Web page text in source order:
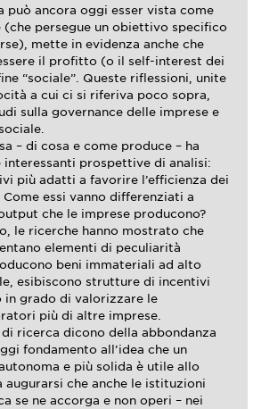
può ancora oggi esser vista come
persegue un obiettivo specifico
mette in evidenza anche che
il profitto (o il self-interest dei
“sociale”. Queste riflessioni, unite
a cui ci si riferiva poco sopra,
sulla governance delle imprese e
– di cosa e come produce – ha
prospettive di analisi:
più adatti a favorire l’efficienza dei
essi vanno differenziati a
che le imprese producono?
le ricerche hanno mostrato che
elementi di peculiarità
beni immateriali ad alto
esibiscono strutture di incentivi
in grado di valorizzare le
più di altre imprese.
ricerca dicono della abbondanza
fondamento all’idea che un
e più solida è utile allo
augurarsi che anche le istituzioni
se ne accorga e non operi – nei